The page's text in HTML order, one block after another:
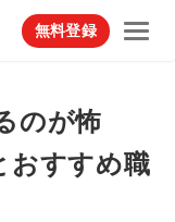
無料登録
のが怖
おすすめ職